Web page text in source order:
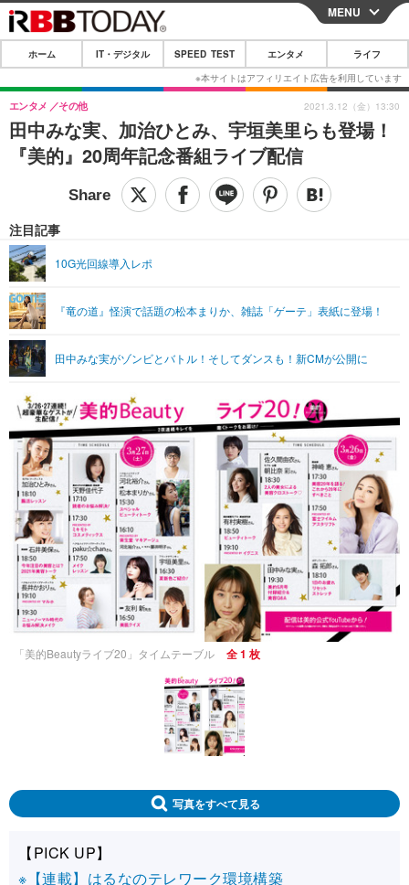
CLOSE
ホーム
IT・デジタル
IT・デジタルTOP スマートフォン
ショッピング その他
SPEED TEST
エンタメTOP 映画・ドラマ
グラビア ブログ
ショッピング その他
ライフTOP
リリース一覧
プッシュ通知の停止方法
MENU
ホーム IT・デジタル SPEED TEST エンタメ ライフ
田中みな実、加治ひとみ、宇垣美里らも登場！
『美的』20周年記念番組ライブ配信
エンタメ その他
注目記事
10G光回線導入レポ
『竜の道』怪演で話題の松本まりか、雑誌「ゲーテ」表紙に登場！
田中みな実がゾンビとバトル！そしてダンスも！新CMが公開に
2021.3.12（金）13:30
「美的Beautyライブ20」タイムテーブル 全 1 枚
写真をすべて見る
【PICK UP】
※【連載】はるなのテレワーク環境構築